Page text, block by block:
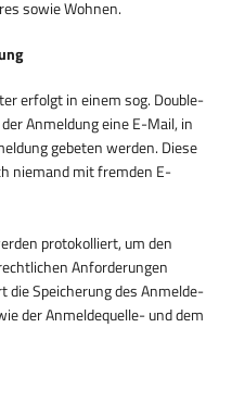
sowie Wohnen.
erfolgt in einem sog. Double-
Anmeldung eine E-Mail, in
gebeten werden. Diese
niemand mit fremden E-
protokolliert, um den
Anforderungen
die Speicherung des Anmelde-
der Anmeldequelle- und dem